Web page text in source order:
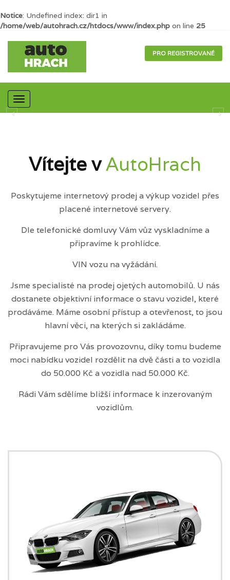
Notice: Undefined index: dir1 in
/home/web/autohrach.cz/htdocs/www/index.php on line 25
PRO REGISTROVANÉ
Mobilní
navigace
Vítejte vAutoHrach
Poskytujeme internetový prodej a výkup vozidel přes
placené internetové servery.
Dle telefonické domluvy Vám vůz vyskladníme a
připravíme k prohlídce.
VIN vozu na vyžádání.
Jsme specialisté na prodej ojetých automobilů. U nás
dostanete objektivní informace o stavu vozidel, které
prodáváme. Máme osobní přístup a otevřenost, to jsou
hlavní věci, na kterých si zakládáme.
Připravujeme pro Vás provozovnu, díky tomu budeme
moci nabídku vozidel rozdělit na dvě části a to vozidla
do 50.000 Kč a vozidla nad 50.000 Kč.
Rádi Vám sdělíme bližší informace k inzerovaným
vozidlům.